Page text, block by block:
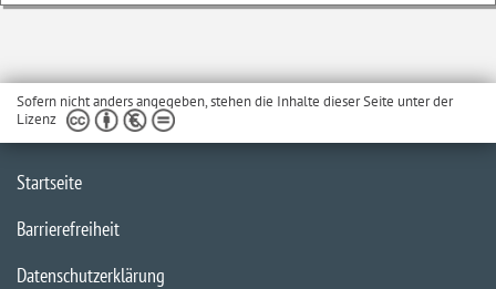
Sofern nicht anders angegeben, stehen die Inhalte dieser Seite unter der
Lizenz
Startseite
Barrierefreiheit
Datenschutzerklärung